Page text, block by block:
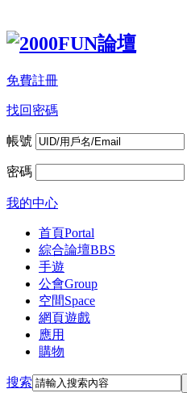
免費註冊
找回密碼
帳號
密碼
我的中心
首頁Portal
綜合論壇BBS
手遊
公會Group
空間Space
網頁遊戲
應用
購物
搜索